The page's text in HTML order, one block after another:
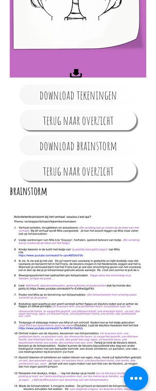
download tekeningen
terug naar overzicht
download brainstorm
terug naar overzicht
brainstorm